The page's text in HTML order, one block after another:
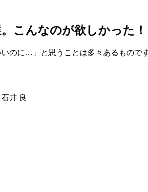
こんなのが欲しかった！
のに…」と思うことは多々あるもので
井 良